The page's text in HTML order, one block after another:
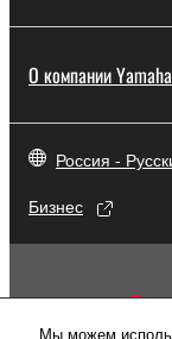
О компании Yamaha
Россия -
Бизнес
Мы можем